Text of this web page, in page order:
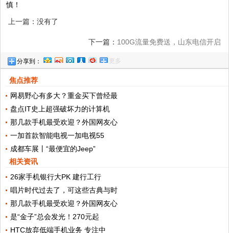
慎！
上一篇：没有了
下一篇： 100G流量免费送，山东电信开启
分享到： 更多
焦点推荐
网易野心有多大？重金买下曾经最
盘点IT史上超强破坏力的计算机
那几款手机最受欢迎？外国网友心
一加首款智能电视一加电视55
成都车展丨“最便宜的Jeep”
相关资讯
26家手机银行大PK 建行工行
唱片时代过去了，可这些古典与时
那几款手机最受欢迎？外国网友心
是“金子”总会发光！270元起
HTC放弃低端手机业务 专注中